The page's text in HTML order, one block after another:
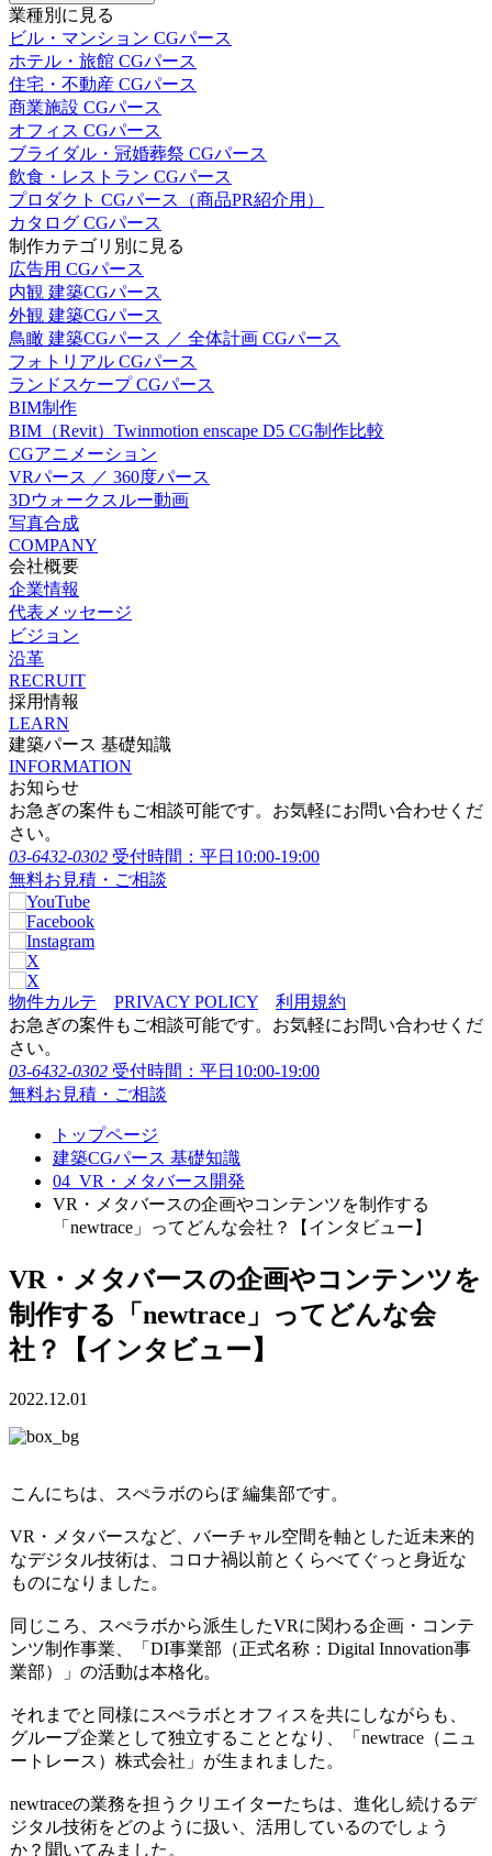
業種別に見る
ビル・マンション CGパース
ホテル・旅館 CGパース
住宅・不動産 CGパース
商業施設 CGパース
オフィス CGパース
ブライダル・冠婚葬祭 CGパース
飲食・レストラン CGパース
プロダクト CGパース（商品PR紹介用）
カタログ CGパース
制作カテゴリ別に見る
広告用 CGパース
内観 建築CGパース
外観 建築CGパース
鳥瞰 建築CGパース ／ 全体計画 CGパース
フォトリアル CGパース
ランドスケープ CGパース
BIM制作
BIM（Revit）Twinmotion enscape D5 CG制作比較
CGアニメーション
VRパース ／ 360度パース
3Dウォークスルー動画
写真合成
COMPANY
会社概要
企業情報
代表メッセージ
ビジョン
沿革
RECRUIT
採用情報
LEARN
建築パース 基礎知識
INFORMATION
お知らせ
お急ぎの案件もご相談可能です。お気軽にお問い合わせくだ
さい。
03-6432-0302 受付時間：平日10:00-19:00
無料お見積・ご相談
物件カルテ PRIVACY POLICY
利用規約
お急ぎの案件もご相談可能です。お気軽にお問い合わせくだ
さい。
03-6432-0302 受付時間：平日10:00-19:00
無料お見積・ご相談
トップページ
建築CGパース 基礎知識
04_VR・メタバース開発
VR・メタバースの企画やコンテンツを制作する
「newtrace」ってどんな会社？【インタビュー】
VR・メタバースの企画やコンテンツを
制作する「newtrace」ってどんな会
社？【インタビュー】
2022.12.01
こんにちは、スぺラボのらぼ 編集部です。
VR・メタバースなど、バーチャル空間を軸とした近未来的
なデジタル技術は、コロナ禍以前とくらべてぐっと身近な
ものになりました。
同じころ、スぺラボから派生したVRに関わる企画・コンテ
ンツ制作事業、「DI事業部（正式名称： Digital Innovation事
業部）」の活動は本格化。
それまでと同様にスぺラボとオフィスを共にしながらも、
グループ企業として独立することとなり、「newtrace（ニュ
ートレース）株式会社」が生まれました。
newtraceの業務を担うクリエイターたちは、進化し続けるデ
ジタル技術をどのように扱い、活用しているのでしょう
か？聞いてみました。